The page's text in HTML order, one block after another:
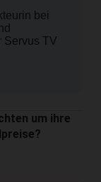
bei
Servus TV
um ihre